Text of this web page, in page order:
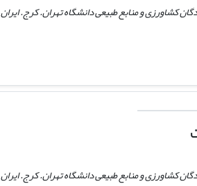
کشاورزی و منابع طبیعی دانشگاه تهران. کرج. ایران
کشاورزی و منابع طبیعی دانشگاه تهران. کرج. ایران